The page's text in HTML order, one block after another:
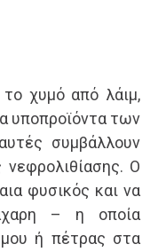
χυμό από λάιμ,
υποπροϊόντα των
συμβάλλουν
Ο
φυσικός και να
– η οποία
ή πέτρας στα